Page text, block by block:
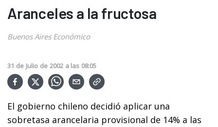
Aranceles a la fructosa
Buenos Aires Económico
31 de Julio de 2002 a las 08:05
El gobierno chileno decidió aplicar una
sobretasa arancelaria provisional de 14% a las